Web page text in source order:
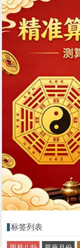
标签列表